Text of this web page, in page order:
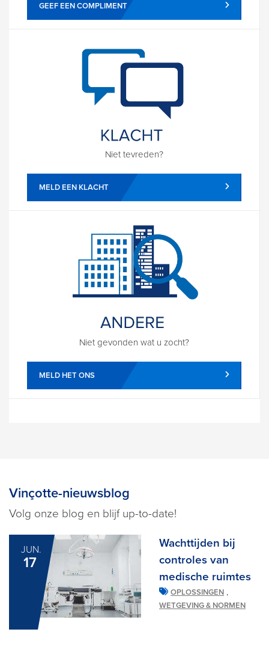
GEEF EEN COMPLIMENT
Niet tevreden?
MELD EEN KLACHT
Niet gevonden wat u zocht?
MELD HET ONS
Vinçotte-nieuwsblog
Volg onze blog en blijf up-to-date!
JUN.
17
Wachttijden bij
controles van
medische ruimtes
OPLOSSINGEN ,
WETGEVING & NORMEN